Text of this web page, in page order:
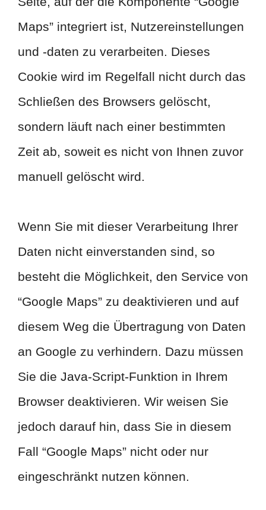
Maps” integriert ist, Nutzereinstellungen
und -daten zu verarbeiten. Dieses
Cookie wird im Regelfall nicht durch das
Schließen des Browsers gelöscht,
sondern läuft nach einer bestimmten
Zeit ab, soweit es nicht von Ihnen zuvor
manuell gelöscht wird.
Wenn Sie mit dieser Verarbeitung Ihrer
Daten nicht einverstanden sind, so
besteht die Möglichkeit, den Service von
“Google Maps” zu deaktivieren und auf
diesem Weg die Übertragung von Daten
an Google zu verhindern. Dazu müssen
Sie die Java-Script-Funktion in Ihrem
Browser deaktivieren. Wir weisen Sie
jedoch darauf hin, dass Sie in diesem
Fall “Google Maps” nicht oder nur
eingeschränkt nutzen können.